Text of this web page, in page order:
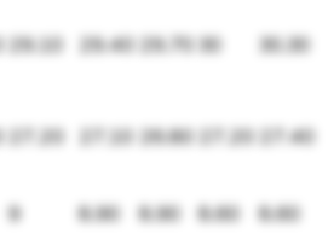
29.10 29.40 29.70 30 30.30
27.20 27.10 26.80 27.20 27.40
9 8.90 8.90 8.60 8.60